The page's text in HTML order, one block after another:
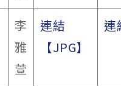
李
雅
萱
連結
【JPG】
連